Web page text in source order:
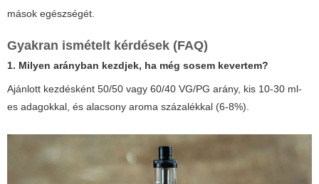
mások egészségét.
Gyakran ismételt kérdések (FAQ)
1. Milyen arányban kezdjek, ha még sosem kevertem?
Ajánlott kezdésként 50/50 vagy 60/40 VG/PG arány, kis 10-30 ml-
es adagokkal, és alacsony aroma százalékkal (6-8%).